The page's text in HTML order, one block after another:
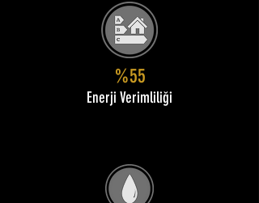
%55
Enerji Verimliliği